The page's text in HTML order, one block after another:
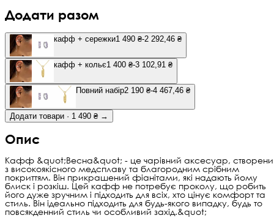
Додати разом
кафф + сережки1 490 ₴-2 292,46 ₴
кафф + кольє1 400 ₴-3 102,91 ₴
Повний набір2 190 ₴-4 467,46 ₴
Додати товари · 1 490 ₴ →
Опис
Кафф &quot;Весна&quot; - це чарівний аксесуар,
з високоякісного медсплаву та благородним срібним
покриттям. Він прикрашений фіанітами, які надають йому
блиск і розкіш. Цей кафф не потребує проколу, що робить
його дуже зручним і підходить для всіх, хто цінує комфорт та
стиль. Він ідеально підходить для будь-якого випадку, будь то
повсякденний стиль чи особливий захід.&quot;